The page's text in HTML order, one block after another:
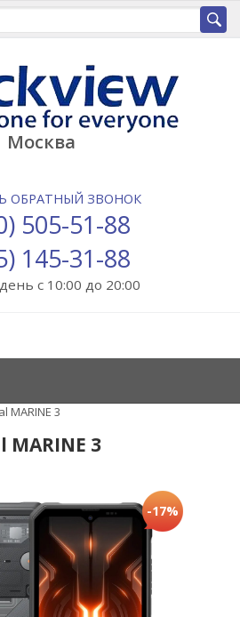
Москва
ОБРАТНЫЙ ЗВОНОК
505-51-88
145-31-88
с 10:00 до 20:00
MARINE 3
MARINE 3
-17%